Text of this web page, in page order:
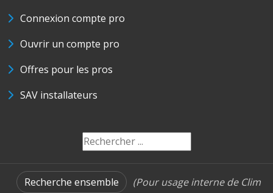
Connexion compte pro
Ouvrir un compte pro
Offres pour les pros
SAV installateurs
Recherche ensemble (Pour usage interne de Clim